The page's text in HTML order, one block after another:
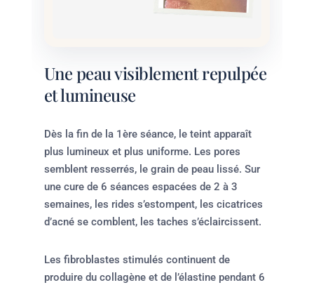
Une peau visiblement repulpée
et lumineuse
Dès la fin de la 1ère séance, le teint apparaît
plus lumineux et plus uniforme. Les pores
semblent resserrés, le grain de peau lissé. Sur
une cure de 6 séances espacées de 2 à 3
semaines, les rides s’estompent, les cicatrices
d’acné se comblent, les taches s’éclaircissent.
Les fibroblastes stimulés continuent de
produire du collagène et de l’élastine pendant 6